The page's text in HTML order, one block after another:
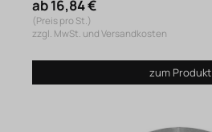
ab 16,84 €
(Preis pro St.)
zzgl. MwSt. und Versandkosten
zum Produkt